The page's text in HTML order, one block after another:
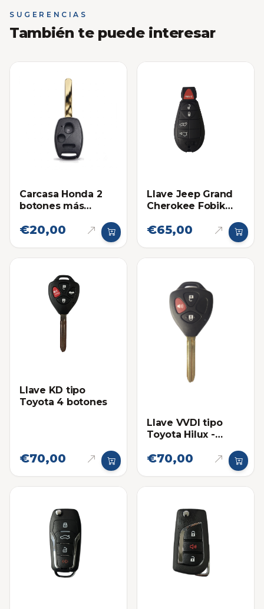
SUGERENCIAS
También te puede interesar
Carcasa Honda 2
botones más
€20,00
Llave Jeep Grand
Cherokee Fobik
€65,00
Llave KD tipo
Toyota 4 botones
€70,00
Llave VVDI tipo
Toyota Hilux -
€70,00